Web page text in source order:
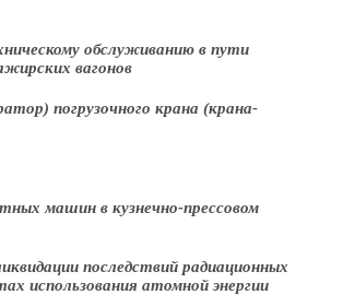
обслуживанию в пути
вагонов
погрузочного крана (крана-
машин в кузнечно-прессовом
последствий радиационных
использования атомной энергии